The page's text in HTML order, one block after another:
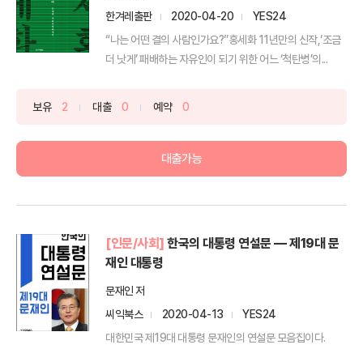
한겨레출판
2020-04-20
YES24
“나는 어떤 결의 사람인가요?”홍세화 11년만의 신작,‘조금
더 낫게’ 패배하는 자유인이 되기 위한 어느 ‘척탄병’의...
보유 2 대출 0 예약 0
대출가능
[인문/사회] 한국의 대통령 연설문 ― 제19대 문
재인 대통령
문재인 저
씨익북스
2020-04-13
YES24
대한민국 제19대 대통령 문재인의 연설문 모음집이다.